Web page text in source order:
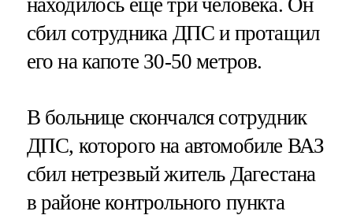
сбил сотрудника ДПС и протащил
его на капоте 30-50 метров.
В больнице скончался сотрудник
ДПС, которого на автомобиле ВАЗ
сбил нетрезвый житель Дагестана
в районе контрольного пункта